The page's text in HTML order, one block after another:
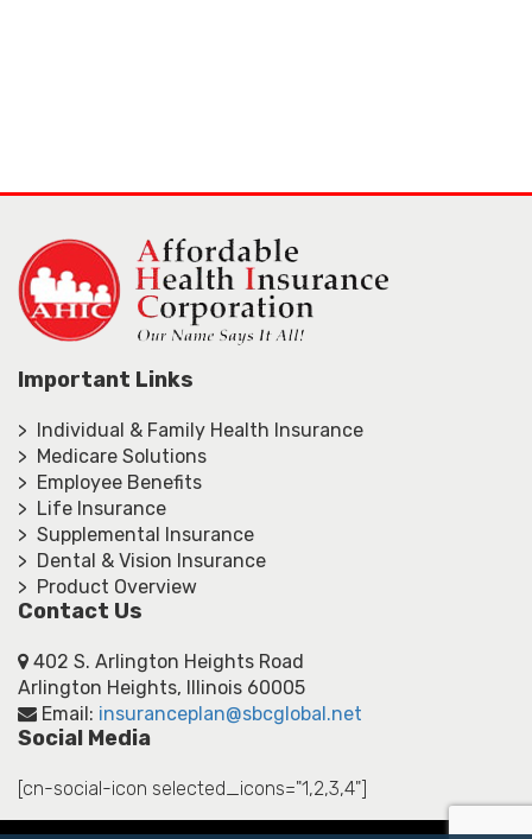
Important Links
> Individual & Family Health Insurance
> Medicare Solutions
> Employee Benefits
> Life Insurance
> Supplemental Insurance
> Dental & Vision Insurance
> Product Overview
Contact Us
402 S. Arlington Heights Road
Arlington Heights, Illinois 60005
Email: insuranceplan@sbcglobal.net
Social Media
[cn-social-icon selected_icons="1,2,3,4"]